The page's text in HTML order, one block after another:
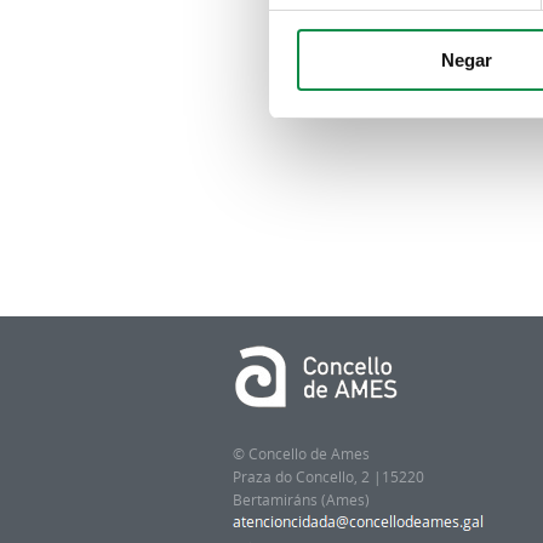
Negar
© Concello de Ames
Praza do Concello, 2 |15220
Bertamiráns (Ames)